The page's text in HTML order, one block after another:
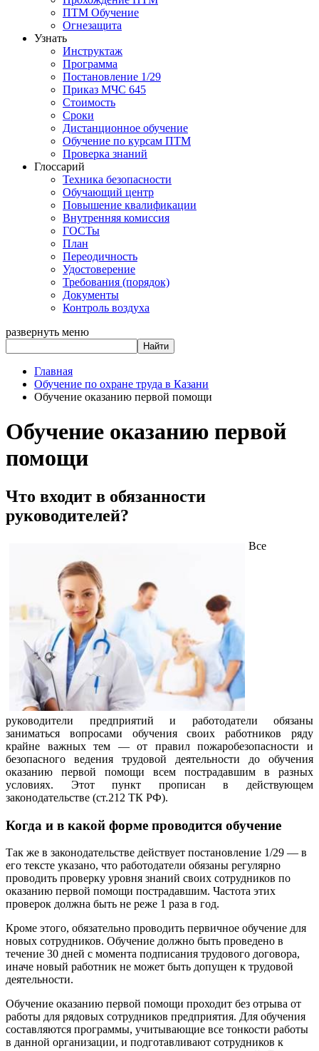
ПТМ Обучение
Огнезащита
Узнать
Инструктаж
Программа
Постановление 1/29
Приказ МЧС 645
Стоимость
Сроки
Дистанционное обучение
Обучение по курсам ПТМ
Проверка знаний
Глоссарий
Техника безопасности
Обучающий центр
Повышение квалификации
Внутренняя комиссия
ГОСТы
План
Переодичность
Удостоверение
Требования (порядок)
Документы
Контроль воздуха
развернуть меню
Главная
Обучение по охране труда в Казани
Обучение оказанию первой помощи
Обучение оказанию первой
помощи
Что входит в обязанности
руководителей?
Все
руководители предприятий и работодатели обязаны
заниматься вопросами обучения своих работников ряду
крайне важных тем — от правил пожаробезопасности и
безопасного ведения трудовой деятельности до обучения
оказанию первой помощи всем пострадавшим в разных
условиях. Этот пункт прописан в действующем
законодательстве (ст.212 ТК РФ).
Когда и в какой форме проводится обучение
Так же в законодательстве действует постановление 1/29 — в
его тексте указано, что работодатели обязаны регулярно
проводить проверку уровня знаний своих сотрудников по
оказанию первой помощи пострадавшим. Частота этих
проверок должна быть не реже 1 раза в год.
Кроме этого, обязательно проводить первичное обучение для
новых сотрудников. Обучение должно быть проведено в
течение 30 дней с момента подписания трудового договора,
иначе новый работник не может быть допущен к трудовой
деятельности.
Обучение оказанию первой помощи проходит без отрыва от
работы для рядовых сотрудников предприятия. Для обучения
составляются программы, учитывающие все тонкости работы
в данной организации, и подготавливают сотрудников к